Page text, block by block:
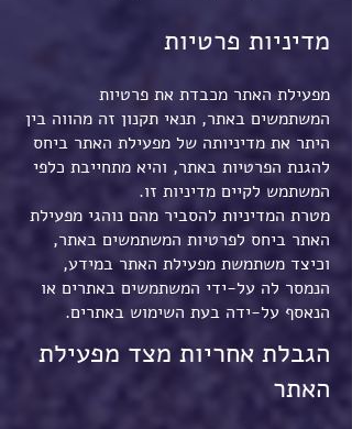
מדיניות פרטיות
מפעילת האתר מכבדת את פרטיות
המשתמשים באתר, תנאי תקנון זה מהווה בין
היתר את מדיניותה של מפעילת האתר ביחס
להגנת הפרטיות באתר, והיא מתחייבת כלפי
המשתמש לקיים מדיניות זו.
מטרת המדיניות להסביר מהם נוהגי מפעילת
האתר ביחס לפרטיות המשתמשים באתר,
וכיצד משתמשת מפעילת האתר במידע,
הנמסר לה על-ידי המשתמשים באתרים או
הנאסף על-ידה בעת השימוש באתרים.
הגבלת אחריות מצד מפעילת
האתר